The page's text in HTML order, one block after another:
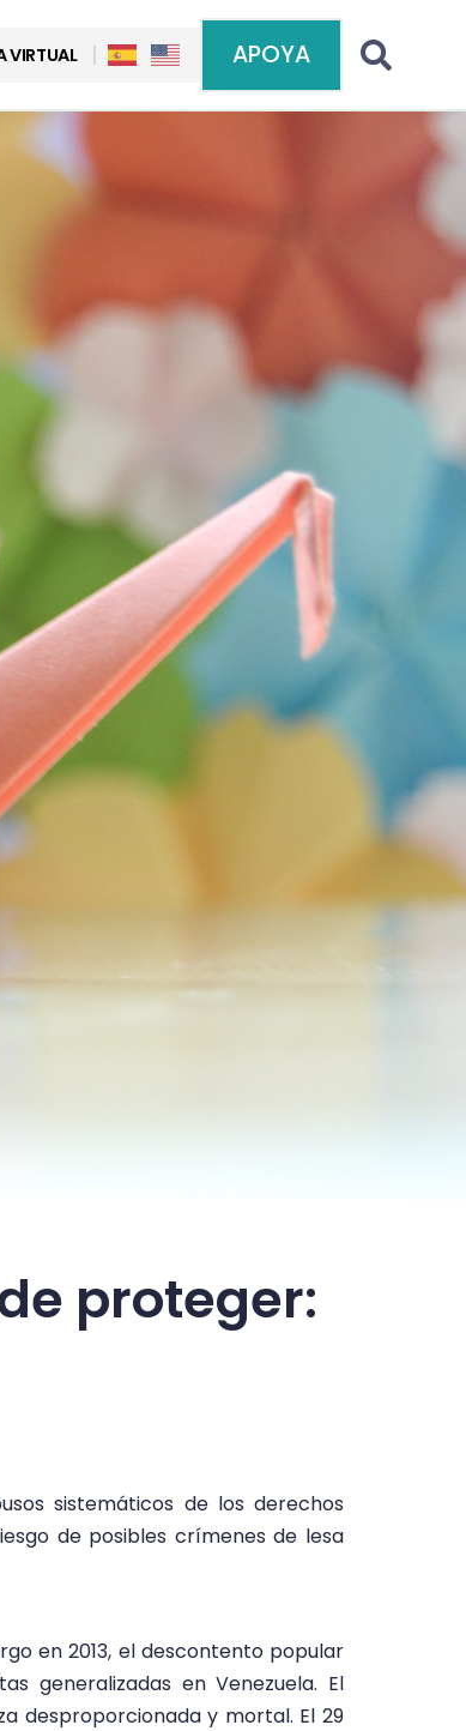
VIRTUAL APOYA
proteger:
sistemáticos de los derechos
de posibles crímenes de lesa
en 2013, el descontento popular
generalizadas en Venezuela. El
desproporcionada y mortal. El 29